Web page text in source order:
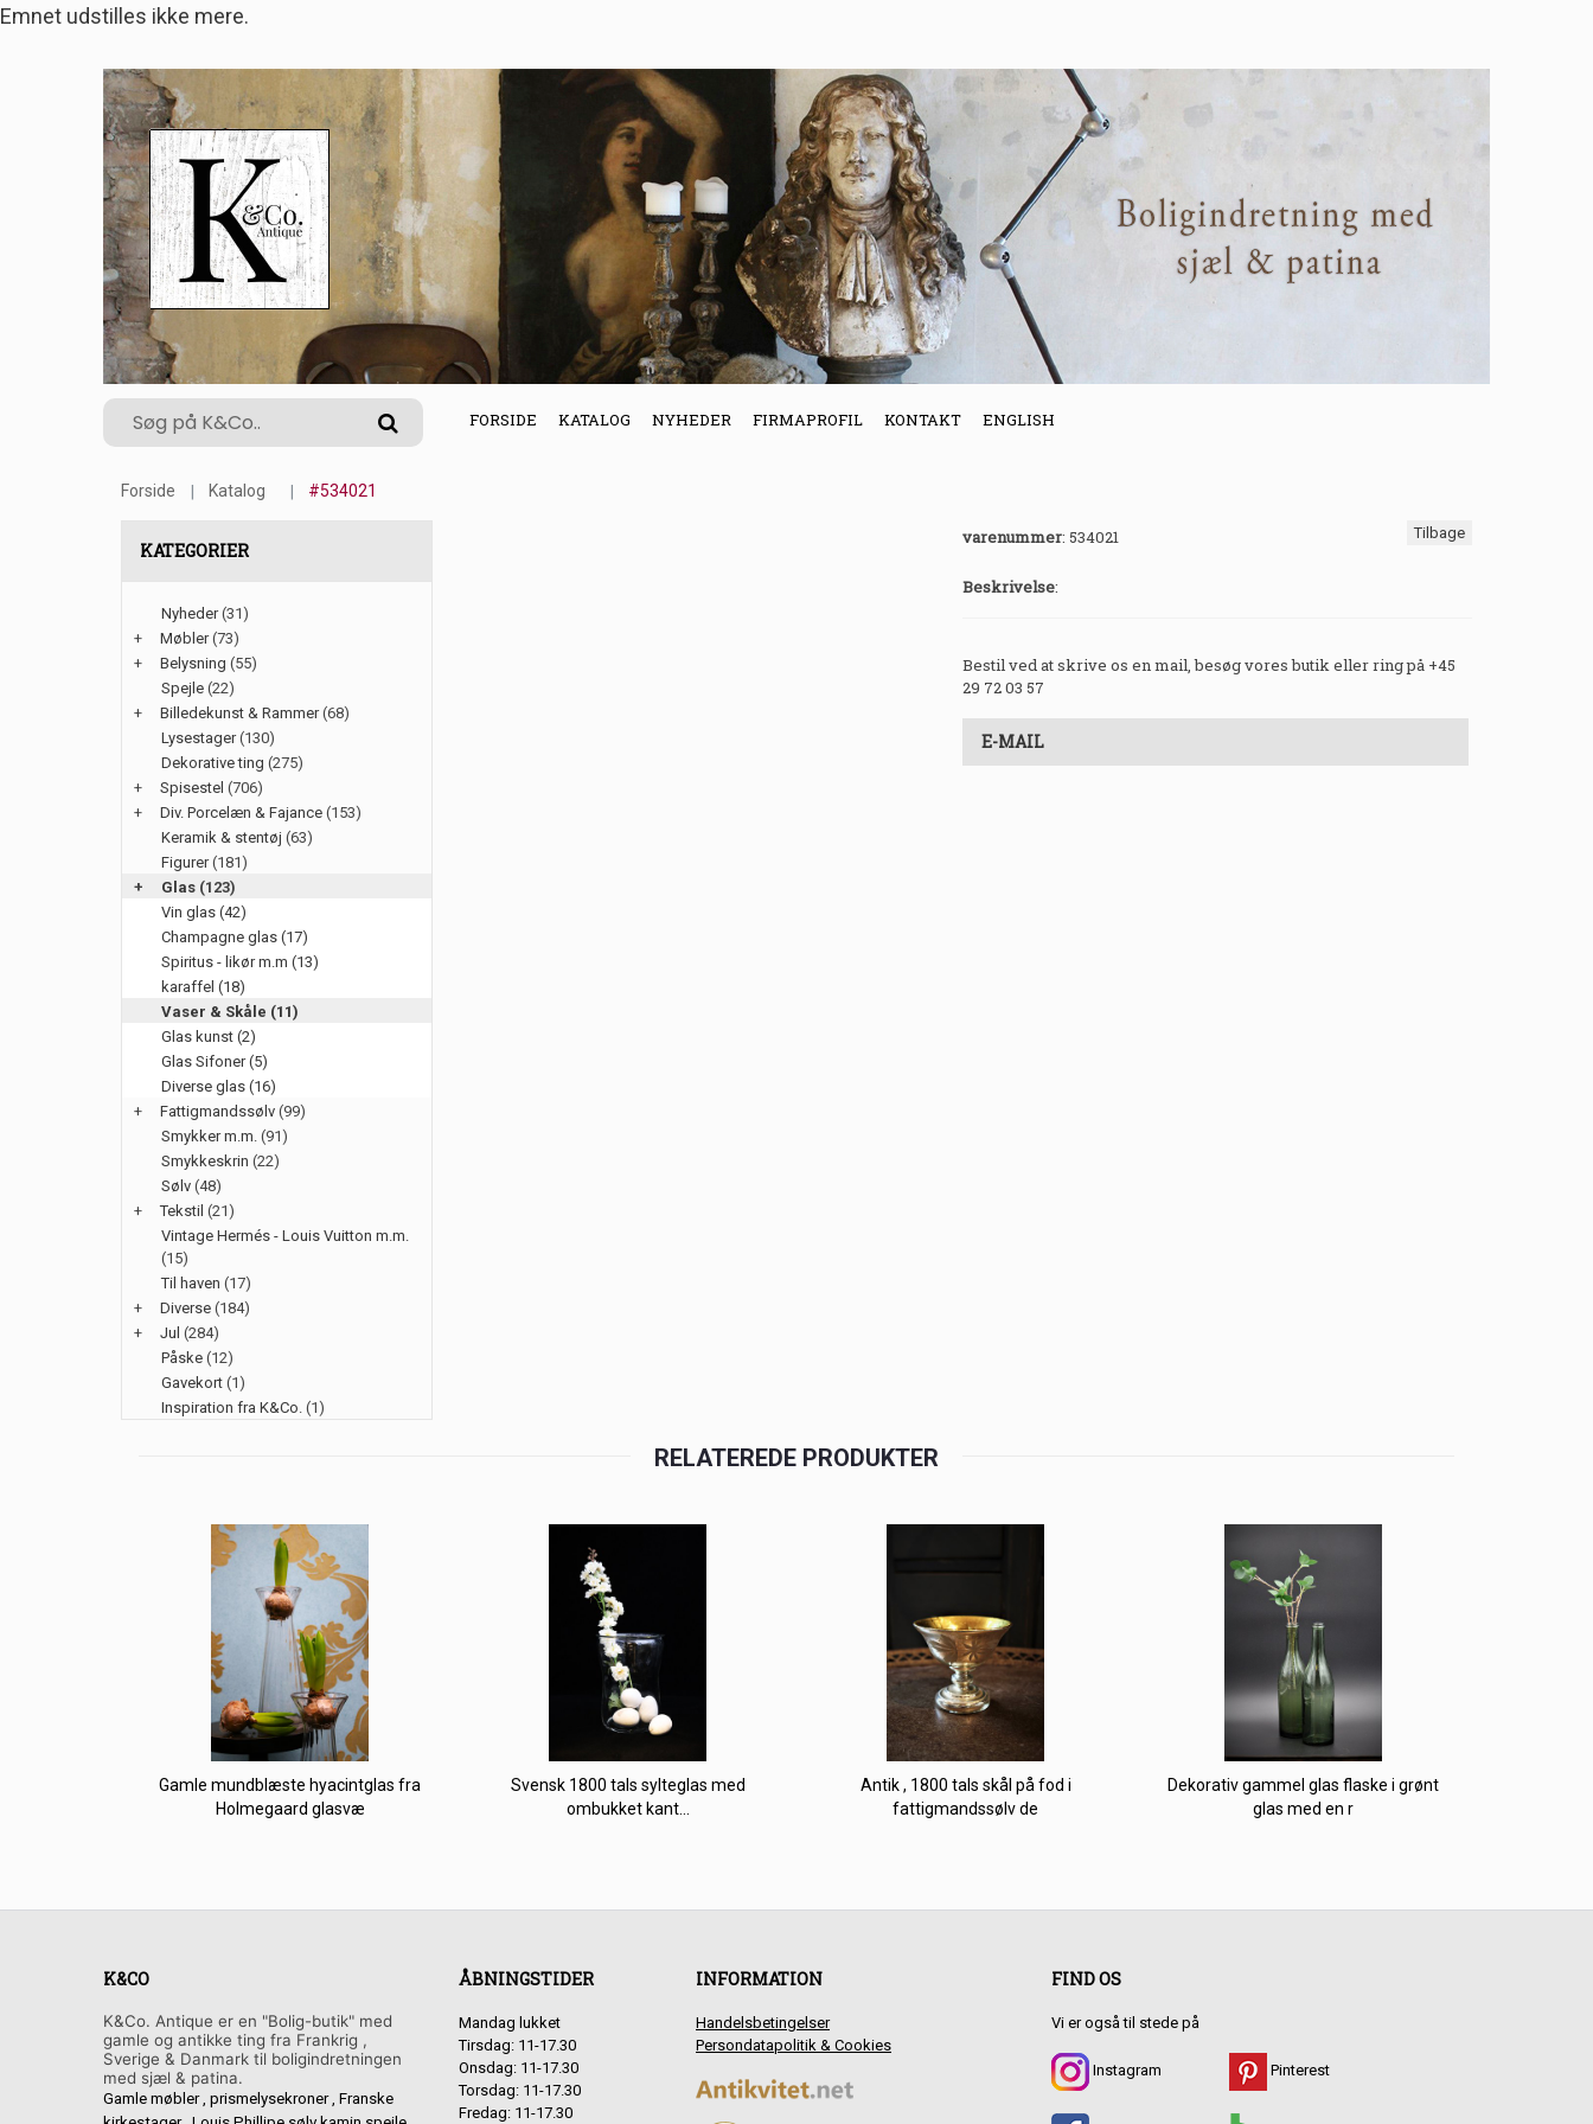
Emnet udstilles ikke mere.
FORSIDE KATALOG NYHEDER FIRMAPROFIL KONTAKT ENGLISH
Forside Katalog #534021
KATEGORIER
Nyheder(31)
+
Møbler(73)
+
Belysning (55)
Spejle (22)
+
Billedekunst & Rammer(68)
Lysestager(130)
Dekorative ting (275)
+
Spisestel (706)
+
Div. Porcelæn & Fajance (153)
Keramik & stentøj (63)
Figurer(181)
+
Glas (123)
Vin glas (42)
Champagne glas (17)
Spiritus - likør m.m (13)
karaffel (18)
Vaser & Skåle (11)
Glas kunst (2)
Glas Sifoner (5)
Diverse glas (16)
+
Fattigmandssølv (99)
Smykker m.m. (91)
Smykkeskrin (22)
Sølv (48)
+
Tekstil (21)
Vintage Hermés - Louis Vuitton m.m.
(15)
Til haven (17)
+
Diverse (184)
+
Jul (284)
Påske (12)
Gavekort (1)
Inspiration fra K&Co. (1)
Tilbage
varenummer: 534021
Beskrivelse:
Bestil ved at skrive os en mail, besøg vores butik eller ring på +45
29 72 03 57
E-MAIL
RELATEREDE PRODUKTER
Gamle mundblæste hyacintglas fra
Holmegaard glasvæ
Svensk 1800 tals sylteglas med
ombukket kant...
Antik , 1800 tals skål på fod i
fattigmandssølv de
Dekorativ gammel glas flaske i grønt
glas med en r
K&CO
K&Co. Antique er en "Bolig-butik" med
gamle og antikke ting fra Frankrig ,
Sverige & Danmark til boligindretningen
med sjæl & patina.
Gamle møbler , prismelysekroner , Franske
ÅBNINGSTIDER
Mandag lukket
Tirsdag: 11-17.30
Onsdag: 11-17.30
Torsdag: 11-17.30
Fredag: 11-17.30
INFORMATION
Handelsbetingelser
Persondatapolitik & Cookies
FIND OS
Vi er også til stede på
Instagram Pinterest